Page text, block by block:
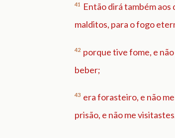
41
Então dirá também aos
malditos, para o fogo
42 porque tive fome, e
beber;
43 era forasteiro, e não
prisão, e não me